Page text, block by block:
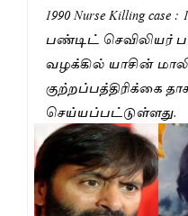
1990 Nurse Killing
பண்டிட் செவிலியர்
வழக்கில் யாசின்
குற்றப்பத்திரிக்கை
செய்யப்பட்டுள்ளது.